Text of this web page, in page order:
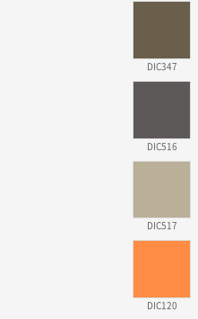
DIC347
DIC516
DIC517
DIC120